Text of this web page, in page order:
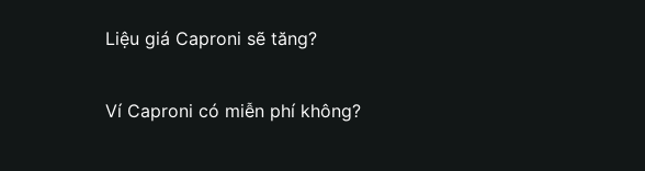
Liệu giá Caproni sẽ tăng?
Ví Caproni có miễn phí không?